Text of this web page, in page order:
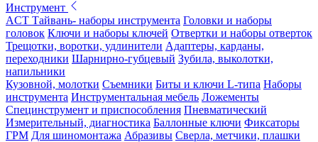
Инструмент
ACT Тайвань- наборы инструмента Головки и наборы
головок Ключи и наборы ключей Отвертки и наборы отверток
Трещотки, воротки, удлинители Адаптеры, карданы,
переходники Шарнирно-губцевый Зубила, выколотки,
напильники
Кузовной, молотки Съемники Биты и ключи L-типа Наборы
инструмента Инструментальная мебель Ложементы
Специнструмент и приспособления Пневматический
Измерительный, диагностика Баллонные ключи Фиксаторы
ГРМ Для шиномонтажа Абразивы Сверла, метчики, плашки